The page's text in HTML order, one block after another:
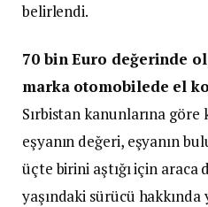
belirlendi.
70 bin Euro değerinde
marka otomobilede el
Sırbistan kanunlarına
eşyanın değeri, eşyanın
üçte birini aştığı için araca
yaşındaki sürücü hakkında